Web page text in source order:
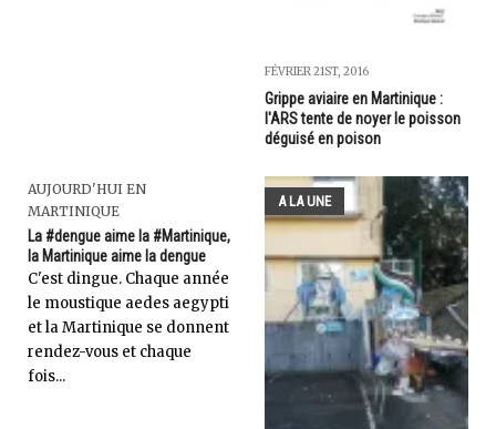
FÉVRIER 21ST, 2016
Grippe aviaire en Martinique :
l'ARS tente de noyer le poisson
déguisé en poison
AUJOURD'HUI EN
MARTINIQUE
La #dengue aime la #Martinique,
la Martinique aime la dengue
C'est dingue. Chaque année
le moustique aedes aegypti
et la Martinique se donnent
rendez-vous et chaque
fois...
A LA UNE